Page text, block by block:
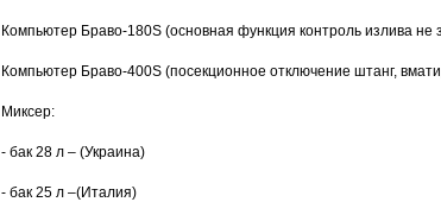
Компьютер Браво-180S (основная функция контроль излива не
Компьютер Браво-400S (посекционное отключение штанг,
Миксер:
- бак 28 л – (Украина)
- бак 25 л –(Италия)